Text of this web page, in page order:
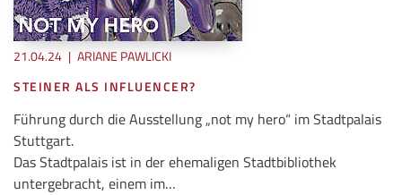
21.04.24 | ARIANE PAWLICKI
STEINER ALS INFLUENCER?
Führung durch die Ausstellung „not my hero“ im Stadtpalais
Stuttgart.
Das Stadtpalais ist in der ehemaligen Stadtbibliothek
untergebracht, einem im…